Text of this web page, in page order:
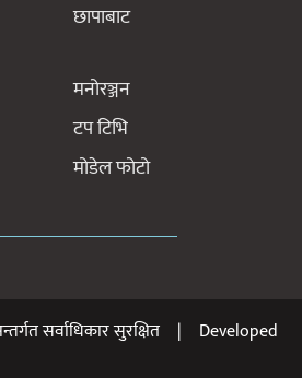
छापाबाट
मनोरञ्जन
टप टिभि
मोडेल फोटो
सर्वाधिकार सुरक्षित | Developed